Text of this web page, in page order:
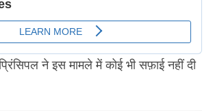
ने इस मामले में कोई भी सफ़ाई नहीं दी